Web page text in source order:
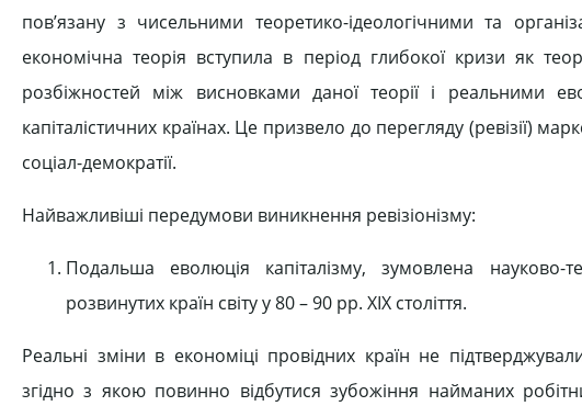
пов’язану з чисельними теоретико-ідеологічними та
економічна теорія вступила в період глибокої кризи як
розбіжностей між висновками даної теорії і реальними
капіталістичних країнах. Це призвело до перегляду (ревізії)
соціал-демократії.
Найважливіші передумови виникнення ревізіонізму:
Подальша еволюція капіталізму, зумовлена
розвинутих країн світу у 80 – 90 рр. ХІХ століття.
Реальні зміни в економіці провідних країн не
згідно з якою повинно відбутися зубожіння найманих